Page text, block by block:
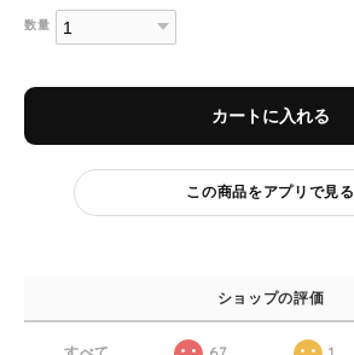
数量
カートに入れる
この商品をアプリで見る
ショップの評価